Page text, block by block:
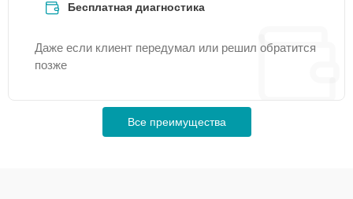
Бесплатная диагностика
Даже если клиент передумал или решил обратится
позже
Все преимущества